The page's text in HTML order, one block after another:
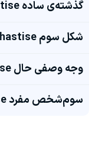
گذشته‌ی ساده chastise چی میشه؟
شکل سوم chastise چی میشه؟
وجه وصفی حال chastise چی میشه؟
سوم‌شخص مفرد chastise چی میشه؟